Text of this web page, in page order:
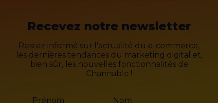
Recevez notre newsletter
Restez informé sur l'actualité du e-commerce,
les dernières tendances du marketing digital et,
bien sûr, les nouvelles fonctionnalités de
Channable !
Prénom Nom